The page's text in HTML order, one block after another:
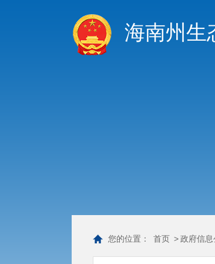
海南州生
您的位置： 首页 >政府信息